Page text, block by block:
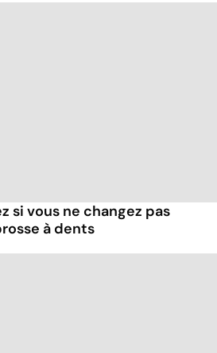
si vous ne changez pas
à dents